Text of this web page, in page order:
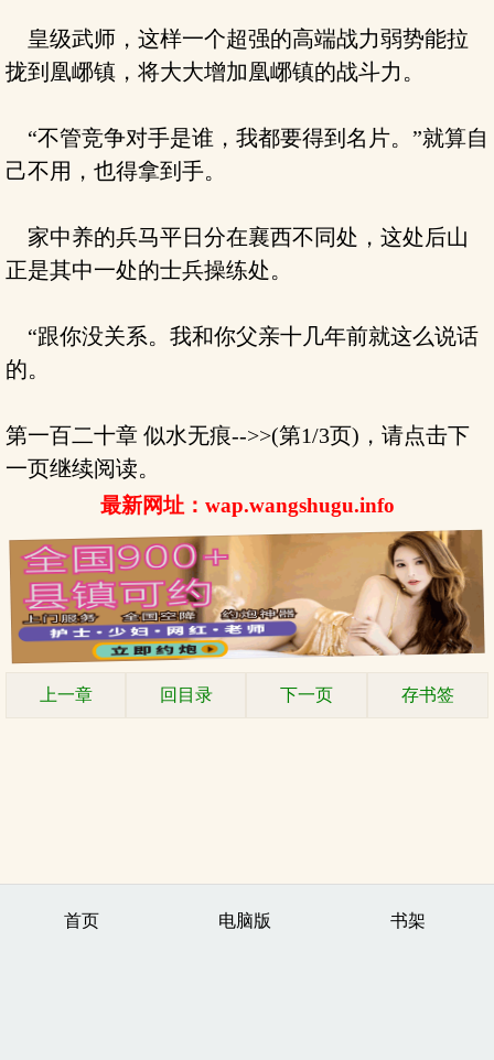
皇级武师，这样一个超强的高端战力弱势能拉
拢到凰峫镇，将大大增加凰峫镇的战斗力。
“不管竞争对手是谁，我都要得到名片。”就算自
己不用，也得拿到手。
家中养的兵马平日分在襄西不同处，这处后山
正是其中一处的士兵操练处。
“跟你没关系。我和你父亲十几年前就这么说话
的。
第一百二十章 似水无痕-->>(第1/3页)，请点击下
一页继续阅读。
最新网址：wap.wangshugu.info
上一章 回目录 下一页 存书签
首页 电脑版 书架